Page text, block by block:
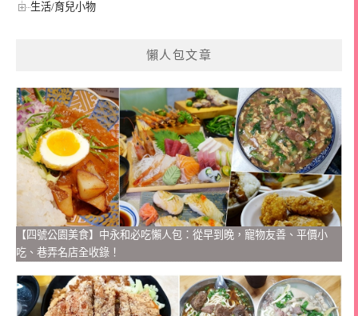
生活/育兒小物
懶人包文章
【四號公園美食】中永和必吃懶人包：從早到晚，寵物友善、平價小
吃、巷弄名店全收錄！